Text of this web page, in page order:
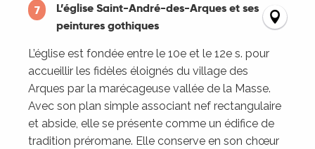
7
L’église Saint-André-des-Arques et ses
peintures gothiques
L’église est fondée entre le 10e et le 12e s. pour
accueillir les fidèles éloignés du village des
Arques par la marécageuse vallée de la Masse.
Avec son plan simple associant nef rectangulaire
et abside, elle se présente comme un édifice de
tradition préromane. Elle conserve en son chœur